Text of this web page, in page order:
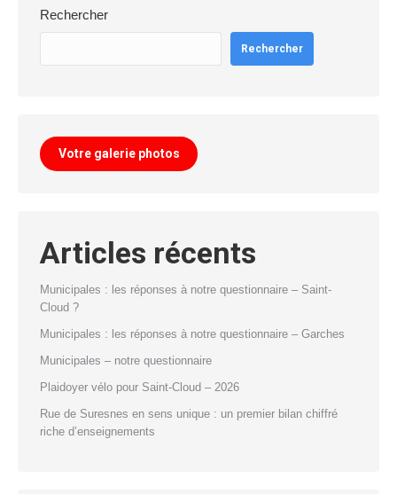
Rechercher
Rechercher
Votre galerie photos
Articles récents
Municipales : les réponses à notre questionnaire – Saint-
Cloud ?
Municipales : les réponses à notre questionnaire – Garches
Municipales – notre questionnaire
Plaidoyer vélo pour Saint-Cloud – 2026
Rue de Suresnes en sens unique : un premier bilan chiffré
riche d’enseignements